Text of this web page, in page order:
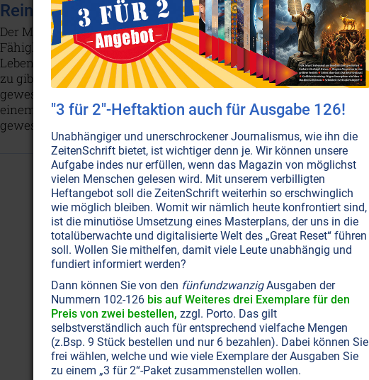
Reinkarnation: Im Schatten von Nelson
Der Mensch ist keine Eintagsfliege: Unseren Charakter, unsere
Fähigkeiten und Schwächen haben wir in vielen vergangenen
Leben entwickelt. Zum Glück kennen wir sie meist nicht. Ab und
zu gibt es jedoch Menschen, die erkennen dürfen, wer sie mal
gewesen sind – Irrtum nicht ausgeschlossen. Lesen Sie hier, wie es
einem Mann erging, der jahrelang meinte, einst sein bester Freund
gewesen zu sein.
"3 für 2"-Heftaktion auch für Ausgabe 126!
Unabhängiger und unerschrockener Journalismus, wie ihn die
ZeitenSchrift bietet, ist wichtiger denn je. Wir können unsere
Aufgabe indes nur erfüllen, wenn das Magazin von möglichst
vielen Menschen gelesen wird. Mit unserem verbilligten
Heftangebot soll die ZeitenSchrift weiterhin so erschwinglich
wie möglich bleiben. Womit wir nämlich heute konfrontiert sind,
ist die minutiöse Umsetzung eines Masterplans, der uns in die
totalüberwachte und digitalisierte Welt des „Great Reset“ führen
soll. Wollen Sie mithelfen, damit viele Leute unabhängig und
fundiert informiert werden?
Dann können Sie von den fünfundzwanzigAusgaben der
Nummern 102-126 bis auf Weiteres drei Exemplare für den
Preis von zwei bestellen, zzgl. Porto. Das gilt
selbstverständlich auch für entsprechend vielfache Mengen
(z.Bsp. 9 Stück bestellen und nur 6 bezahlen). Dabei können Sie
frei wählen, welche und wie viele Exemplare der Ausgaben Sie
zu einem „3 für 2“-Paket zusammenstellen wollen.